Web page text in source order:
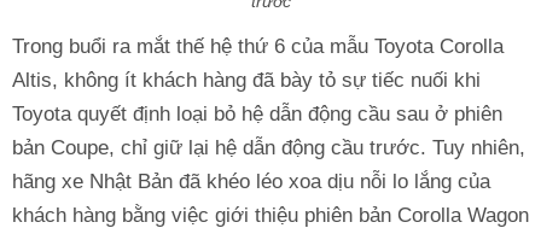
Trong buổi ra mắt thế hệ thứ 6 của mẫu Toyota Corolla
Altis, không ít khách hàng đã bày tỏ sự tiếc nuối khi
Toyota quyết định loại bỏ hệ dẫn động cầu sau ở phiên
bản Coupe, chỉ giữ lại hệ dẫn động cầu trước. Tuy nhiên,
hãng xe Nhật Bản đã khéo léo xoa dịu nỗi lo lắng của
khách hàng bằng việc giới thiệu phiên bản Corolla Wagon